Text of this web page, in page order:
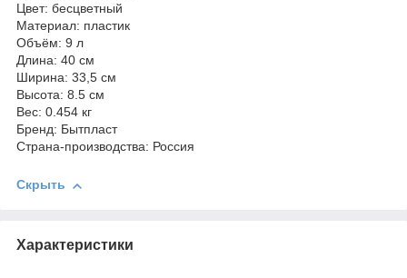
Цвет: бесцветный
Материал: пластик
Объём: 9 л
Длина: 40 см
Ширина: 33,5 см
Высота: 8.5 см
Вес: 0.454 кг
Бренд: Бытпласт
Страна-производства: Россия
Скрыть
Характеристики